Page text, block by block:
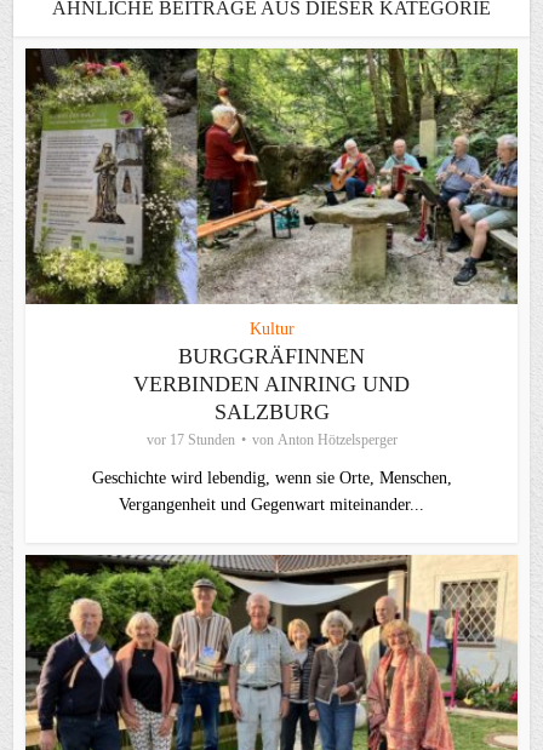
ÄHNLICHE BEITRÄGE AUS DIESER KATEGORIE
Kultur
BURGGRÄFINNEN
VERBINDEN AINRING UND
SALZBURG
vor 17 Stunden von Anton Hötzelsperger
Geschichte wird lebendig, wenn sie Orte, Menschen,
Vergangenheit und Gegenwart miteinander...